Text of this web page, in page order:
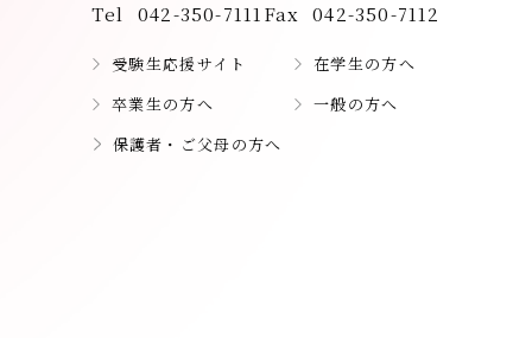
Tel
042-350-7111 Fax 042-350-7112
受験生応援サイト
在学生の方へ
卒業生の方へ
一般の方へ
保護者・ご父母の方へ